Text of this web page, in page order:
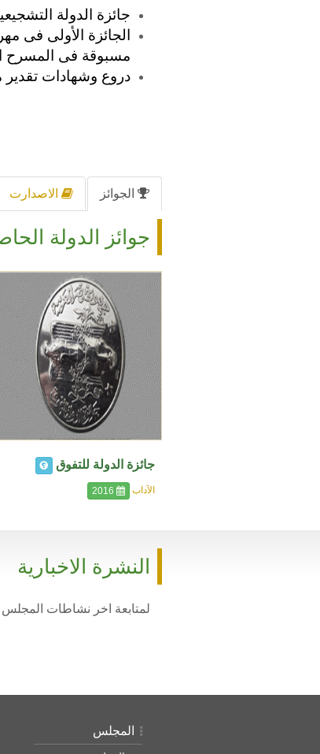
جائزة الدولة التشجيعية- 1992- مع وسام العلوم والفنون من الطبقة
مسبوقة فى المسرح
دروع وشهادات تقدير
الجوائز الاصدارت
جوائز الدولة
جائزة الدولة للتفوق
الآداب
النشرة الاخبارية
لمتابعة اخر نشاطات المجلس
المجلس